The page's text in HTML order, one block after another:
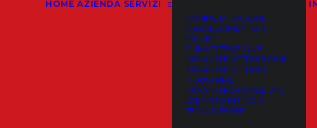
HOME AZIENDA SERVIZI
POMPE DI CALORE
RISCALDAMENTO A
PELLET
CLIMATIZZAZIONE
IMPIANTI ELETTRICI CIVILI
IMPIANTI ELETTRICI
INDUSTRIALI
IMPIANTI FOTOVOLTAICI
CENTRO RITIRO E
FERMO-POINT